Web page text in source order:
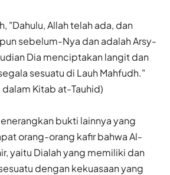
"Dahulu, Allah telah ada, dan
sebelum-Nya dan adalah Arsy-
Dia menciptakan langit dan
sesuatu di Lauh Mahfudh."
Kitab at-Tauhid)
bukti lainnya yang
orang-orang kafir bahwa Al-
yaitu Dialah yang memiliki dan
dengan kekuasaan yang